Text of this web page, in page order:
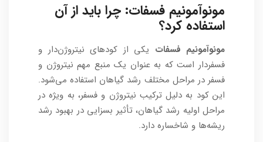
مونوآمونیم فسفات: چرا باید از آن
استفاده کرد؟
مونوآمونیم فسفات یکی از کودهای نیتروژن‌دار و
فسفر‌دار است که به عنوان یک منبع مهم نیتروژن و
فسفر در مراحل مختلف رشد گیاهان استفاده می‌شود.
این کود به دلیل ترکیب نیتروژن و فسفر، به ویژه در
مراحل اولیه رشد گیاهان، تأثیر بسزایی در بهبود رشد
ریشه‌ها و شاخساره دارد.